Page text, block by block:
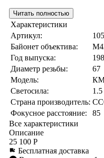
Читать полностью
Характеристики
Артикул:
Байонет объектива:
Год выпуска:
Диаметр резьбы:
67
Модель:
Светосила:
1.5
Страна производитель:
Фокусное расстояние:
85
Все характеристики
Описание
25 100 Р
Бесплатная доставка